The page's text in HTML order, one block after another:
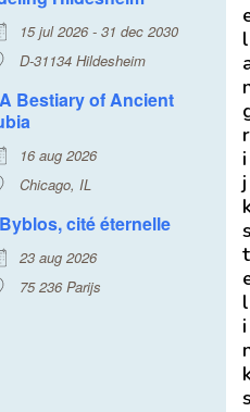
15 jul 2026 - 31 dec 2030
D-31134 Hildesheim
Bestiary of Ancient
16 aug 2026
Chicago, IL
cité éternelle
23 aug 2026
75 236 Parijs
l
r
i
j
t
l
i